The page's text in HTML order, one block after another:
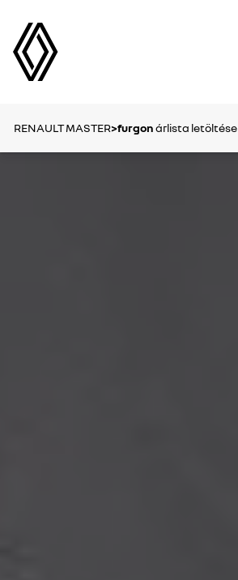
RENAULT MASTER>furgonárlista letöltése